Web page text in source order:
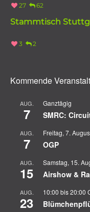
27 62
Stammtisch
3 2
Kommende
AUG.
7
Ganztägig
SMRC:
AUG.
7
Freitag, 7.
OGP
AUG.
15
Samstag, 15.
Airshow &
AUG.
23
10:00 bis20:00